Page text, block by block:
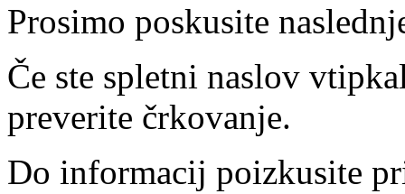
Prosimo poskusite
Če ste spletni naslov
preverite črkovanje.
Do informacij poizkusite